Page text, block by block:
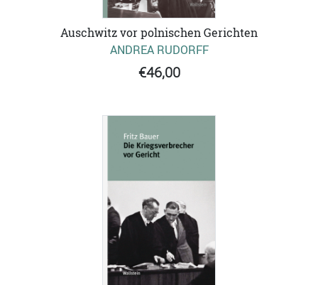
Auschwitz vor polnischen Gerichten
ANDREA RUDORFF
€46,00